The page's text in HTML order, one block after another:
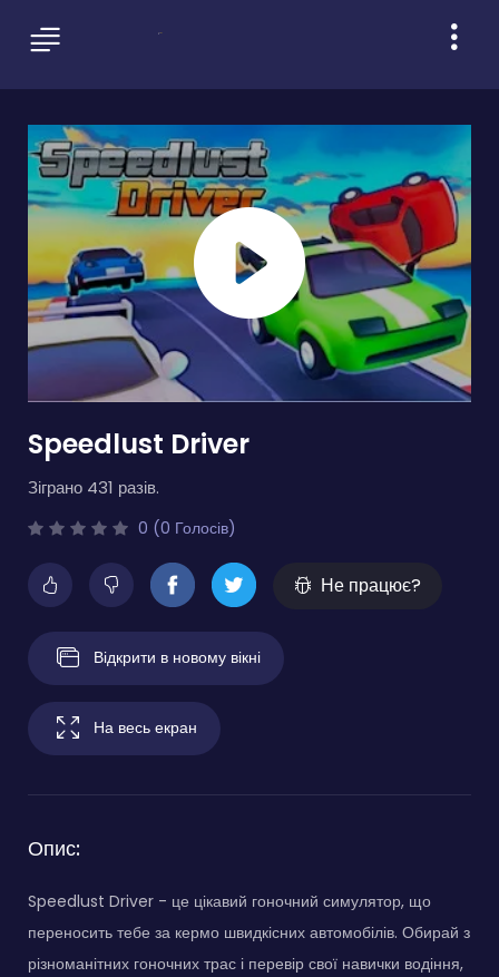
Speedlust Driver
Зіграно 431 разів.
0 (0 Голосів)
Не працює?
Відкрити в новому вікні
На весь екран
Опис:
Speedlust Driver - це цікавий гоночний симулятор, що
переносить тебе за кермо швидкісних автомобілів. Обирай з
різноманітних гоночних трас і перевір свої навички водіння,